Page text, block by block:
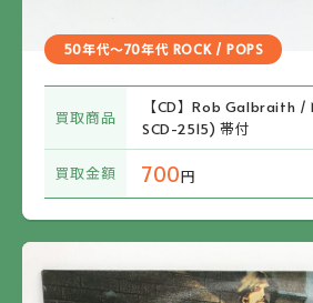
50年代～70年代 ROCK / POPS
買取商品
【CD】Rob Galbraith
SCD-2515) 帯付
買取金額 700円